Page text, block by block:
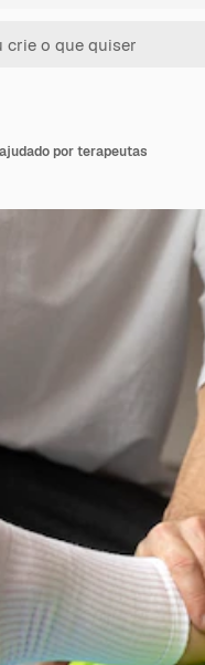
por terapeutas